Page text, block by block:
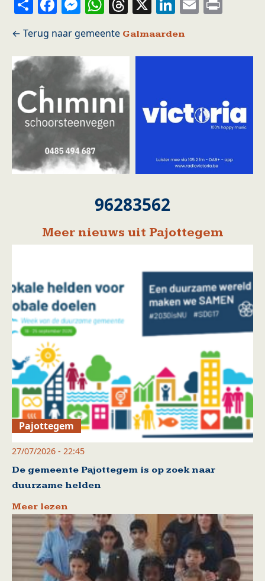
Galmaarden
96283562
Meer nieuws uit Pajottegem
Pajottegem
27/07/2026 - 22:45
De gemeente Pajottegem is op zoek naar
duurzame helden
Meer lezen